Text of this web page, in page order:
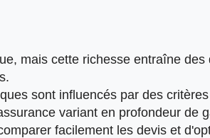
mais cette richesse entraîne
sont influencés par des
variant en profondeur de
facilement les devis et